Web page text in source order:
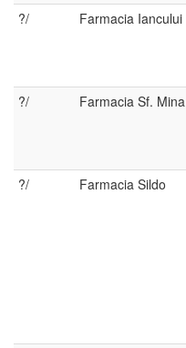
?/ Farmacia Iancului
?/ Farmacia Sf. Mina
?/ Farmacia Sildo